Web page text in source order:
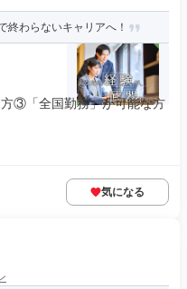
終わらないキャリアへ！
③「全国勤務」が可能な方
気になる